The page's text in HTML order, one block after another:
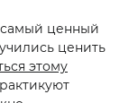
самый ценный
ценить
этому